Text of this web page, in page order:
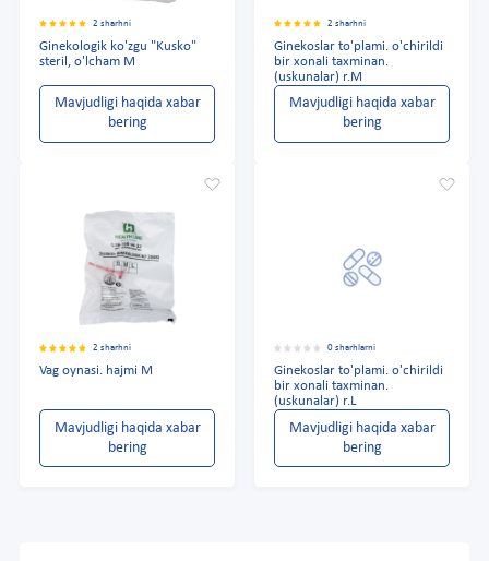
2 sharhni
Ginekologik ko'zgu "Kusko"
steril, o'lcham M
Mavjudligi haqida xabar
bering
2 sharhni
Ginekoslar to'plami. o'chirildi
bir xonali taxminan.
(uskunalar) r.M
Mavjudligi haqida xabar
bering
2 sharhni
Vag oynasi. hajmi M
Mavjudligi haqida xabar
bering
0 sharhlarni
Ginekoslar to'plami. o'chirildi
bir xonali taxminan.
(uskunalar) r.L
Mavjudligi haqida xabar
bering